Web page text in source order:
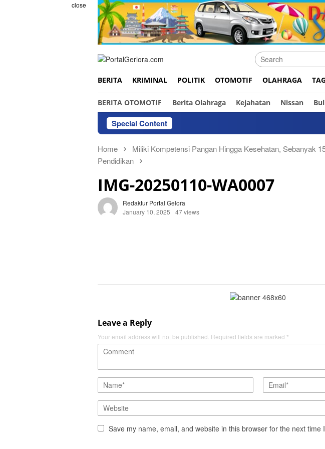
close
BERITA KRIMINAL POLITIK OTOMOTIF OLAHRAGA
BERITA OTOMOTIF Berita Olahraga Kejahatan Nissan
Special Content
Home
Miliki Kompetensi Pangan Hingga Kesehatan, Sebanyak
Pendidikan
IMG-20250110-WA0007
Redaktur Portal Gelora
January 10, 2025
47 views
Leave a Reply
Your email address will not be published. Required fields are marked *
Save my name, email, and website in this browser for the next time